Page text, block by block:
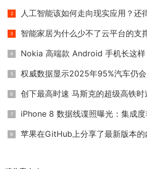
人工智能该如何走向现实应用？还
智能家居为什么少不了云平台的支
Nokia 高端款 Android 手机长这
权威数据显示2025年95%汽车仍会用
创下最高时速 马斯克的超级高铁
iPhone 8 数据线谍照曝光：集成度
苹果在GitHub上分享了最新版本的内